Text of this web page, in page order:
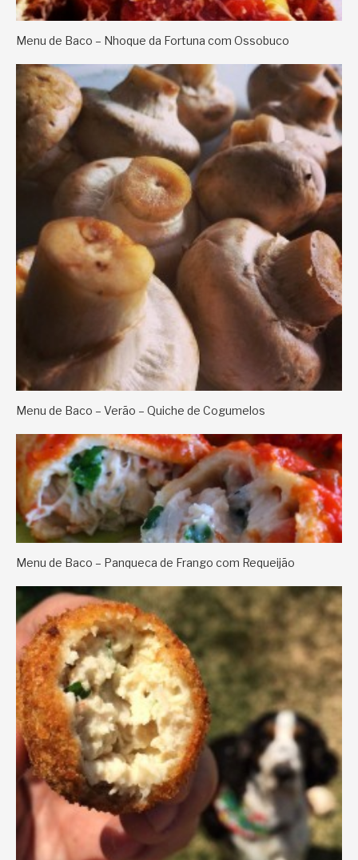
Menu de Baco – Nhoque da Fortuna com Ossobuco
Menu de Baco – Verão – Quiche de Cogumelos
Menu de Baco – Panqueca de Frango com Requeijão